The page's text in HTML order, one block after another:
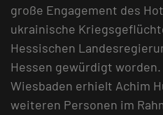
große Engagement des
ukrainische
Hessischen
Hessen gewürdigt worden.
Wiesbaden erhielt Achim
weiteren Personen im